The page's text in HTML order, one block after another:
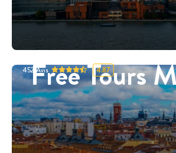
Free Tours
452 Avis 4.87